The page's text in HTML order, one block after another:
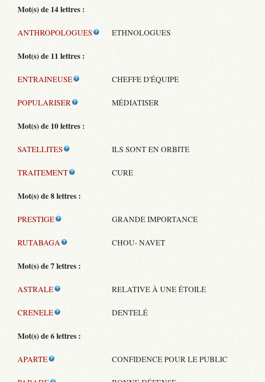
Mot(s) de 14 lettres :
ANTHROPOLOGUES ETHNOLOGUES
Mot(s) de 11 lettres :
ENTRAINEUSE CHEFFE D'ÉQUIPE
POPULARISER MÉDIATISER
Mot(s) de 10 lettres :
SATELLITES ILS SONT EN ORBITE
TRAITEMENT CURE
Mot(s) de 8 lettres :
PRESTIGE GRANDE IMPORTANCE
RUTABAGA CHOU- NAVET
Mot(s) de 7 lettres :
ASTRALE RELATIVE À UNE ÉTOILE
CRENELE DENTELÉ
Mot(s) de 6 lettres :
APARTE CONFIDENCE POUR LE PUBLIC